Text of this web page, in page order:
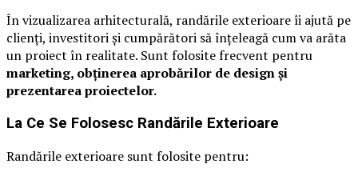
În vizualizarea arhitecturală, randările exterioare îi ajută pe
clienți, investitori și cumpărători să înțeleagă cum va arăta
un proiect în realitate. Sunt folosite frecvent pentru
marketing, obținerea aprobărilor de design și
prezentarea proiectelor.
La Ce Se Folosesc Randările Exterioare
Randările exterioare sunt folosite pentru: